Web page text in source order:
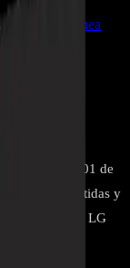
,
Repuestos Línea
092
EAJ65328401 de
imágenes nítidas y
con modelos LG
para un